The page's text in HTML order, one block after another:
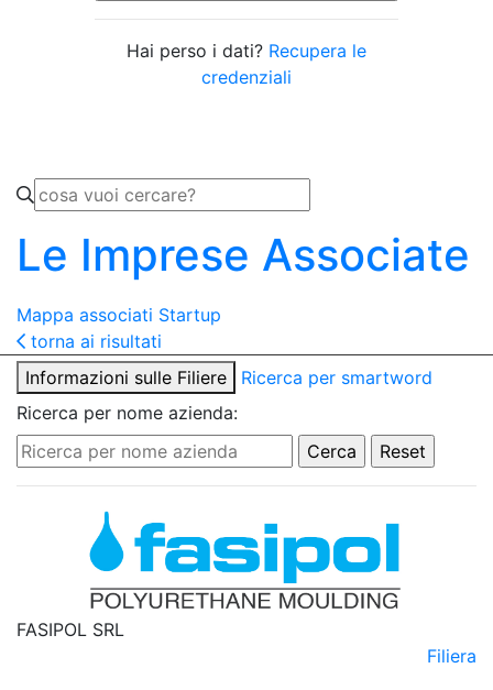
Hai perso i dati? Recupera le
credenziali
Le Imprese Associate
Mappa associati Startup
torna ai risultati
Informazioni sulle Filiere
Ricerca per smartword
Ricerca per nome azienda:
FASIPOL SRL
Filiera